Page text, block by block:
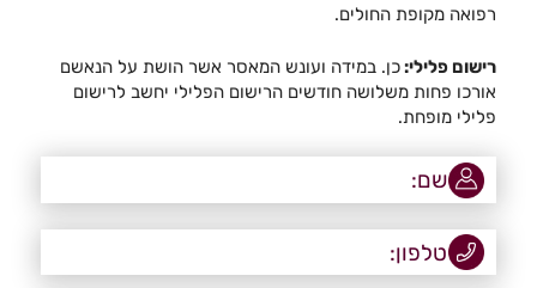
רפואה מקופת החולים.
רישום פלילי:כן. במידה ועונש המאסר אשר הושת על הנאשם
אורכו פחות משלושה חודשים הרישום הפלילי יחשב לרישום
פלילי מופחת.